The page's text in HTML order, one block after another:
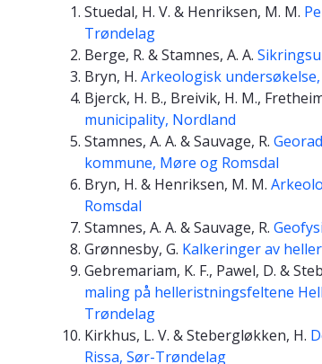
Stuedal, H. V. & Henriksen, M. M.
Trøndelag
Berge, R. & Stamnes, A. A.
Bryn, H. Arkeologisk
Bjerck, H. B., Breivik, H. M.,
municipality, Nordland
Stamnes, A. A. & Sauvage, R.
kommune, Møre og Romsdal
Bryn, H. & Henriksen, M. M.
Romsdal
Stamnes, A. A. & Sauvage, R.
Grønnesby, G. Kalkeringer av
Gebremariam, K. F., Pawel, D. &
maling på helleristningsfeltene
Trøndelag
Kirkhus, L. V. & Stebergløkken, H.
Rissa, Sør-Trøndelag